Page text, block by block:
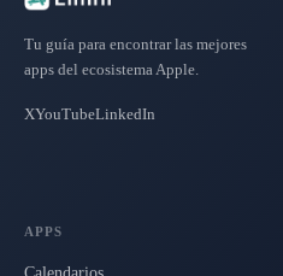
Tu guía para encontrar las mejores
apps del ecosistema Apple.
XYouTubeLinkedIn
APPS